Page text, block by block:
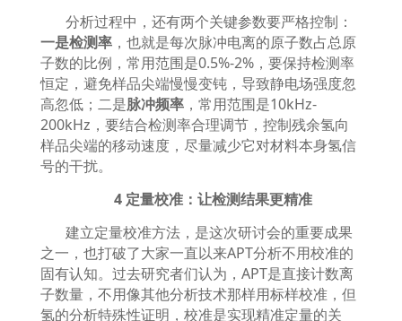
分析过程中，还有两个关键参数要严格控制：
一是检测率，也就是每次脉冲电离的原子数占总原
子数的比例，常用范围是0.5%-2%，要保持检测率
恒定，避免样品尖端慢慢变钝，导致静电场强度忽
高忽低；二是脉冲频率，常用范围是10kHz-
200kHz ，要结合检测率合理调节，控制残余氢向
样品尖端的移动速度，尽量减少它对材料本身氢信
号的干扰。
4 定量校准：让检测结果更精准
建立定量校准方法，是这次研讨会的重要成果
之一，也打破了大家一直以来APT分析不用校准的
固有认知。过去研究者们认为， APT是直接计数离
子数量，不用像其他分析技术那样用标样校准，但
氢的分析特殊性证明，校准是实现精准定量的关